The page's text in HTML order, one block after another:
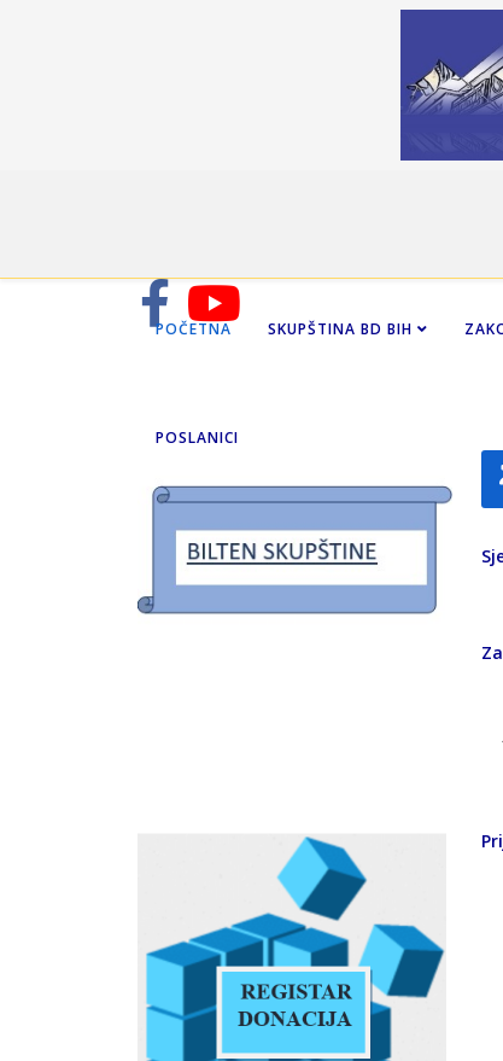
POČETNA SKUPŠTINA BD BIH
POSLANICI